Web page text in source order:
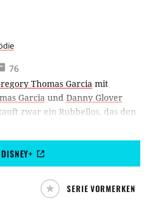
76
Thomas Garcia mit
Garcia und Danny Glover
zwar ein Rubbellos, das den
Auto angefahren und landet
Er erkennt, dass sich das
ihn gewendet hat, weil er
in seinem Leben Kummer
beschließt daher, seine Taten
SERIE VORMERKEN